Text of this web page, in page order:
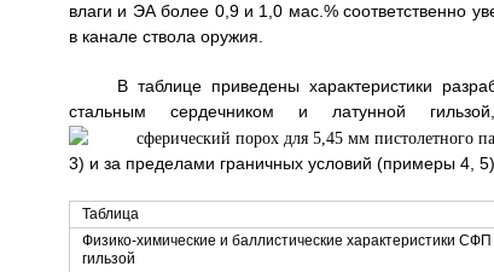
влаги и ЭА более 0,9 и 1,0 мас.% соответственно
в канале ствола оружия.
В таблице приведены характеристики
стальным сердечником и латунной
3) и за пределами граничных условий (примеры 4, 5).
Таблица
Физико-химические и баллистические характеристики
гильзой